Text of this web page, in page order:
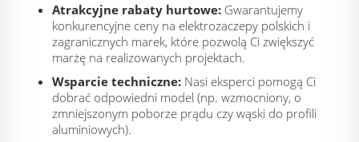
Atrakcyjne rabaty hurtowe: Gwarantujemy
konkurencyjne ceny na elektrozaczepy polskich i
zagranicznych marek, które pozwolą Ci zwiększyć
marżę na realizowanych projektach.
Wsparcie techniczne: Nasi eksperci pomogą Ci
dobrać odpowiedni model (np. wzmocniony, o
zmniejszonym poborze prądu czy wąski do profili
aluminiowych).